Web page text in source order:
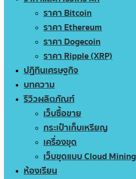
ราคา Bitcoin
ราคา Ethereum
ราคา Dogecoin
ราคา Ripple (XRP)
ปฏิทินเศรษฐกิจ
บทความ
รีวิวผลิตภัณฑ์
เว็บซื้อขาย
กระเป๋าเก็บเหรียญ
เครื่องขุด
เว็บขุดแบบ Cloud Mining
ห้องเรียน